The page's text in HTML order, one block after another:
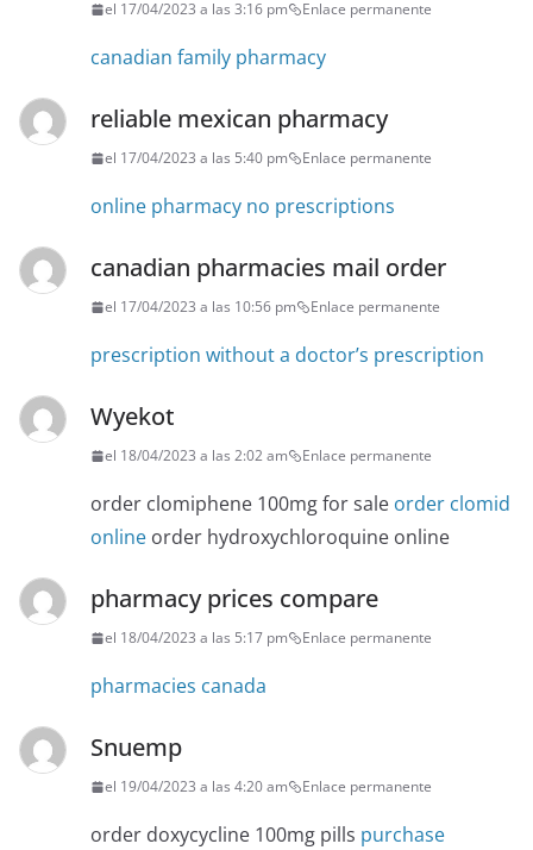
el 17/04/2023 a las 3:16 pm Enlace permanente
canadian family pharmacy
reliable mexican pharmacy
el 17/04/2023 a las 5:40 pm Enlace permanente
online pharmacy no prescriptions
canadian pharmacies mail order
el 17/04/2023 a las 10:56 pm Enlace permanente
prescription without a doctor’s prescription
Wyekot
el 18/04/2023 a las 2:02 am Enlace permanente
order clomiphene 100mg for sale order clomid
online order hydroxychloroquine online
pharmacy prices compare
el 18/04/2023 a las 5:17 pm Enlace permanente
pharmacies canada
Snuemp
el 19/04/2023 a las 4:20 am Enlace permanente
order doxycycline 100mg pills purchase